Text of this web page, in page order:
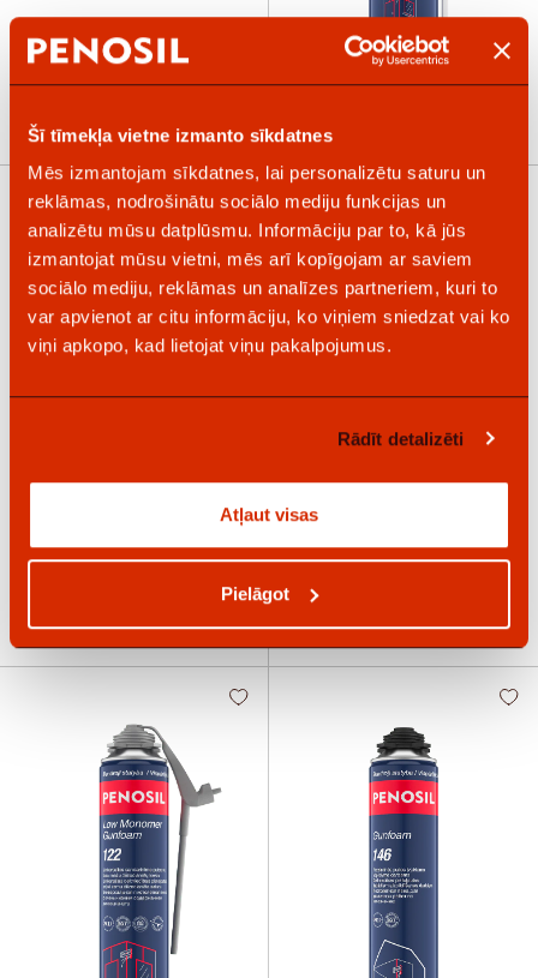
Šī tīmekļa vietne izmanto sīkdatnes
Mēs izmantojam sīkdatnes, lai personalizētu saturu un
reklāmas, nodrošinātu sociālo mediju funkcijas un
analizētu mūsu datplūsmu. Informāciju par to, kā jūs
izmantojat mūsu vietni, mēs arī kopīgojam ar saviem
sociālo mediju, reklāmas un analīzes partneriem, kuri to
var apvienot ar citu informāciju, ko viņiem sniedzat vai ko
viņi apkopo, kad lietojat viņu pakalpojumus.
Rādīt detalizēti
Atļaut visas
Pielāgot